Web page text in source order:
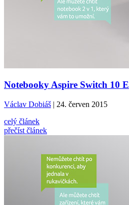
Notebooky Aspire Switch 10 E
Václav Dobiáš | 24. červen 2015
celý článek
přečíst článek